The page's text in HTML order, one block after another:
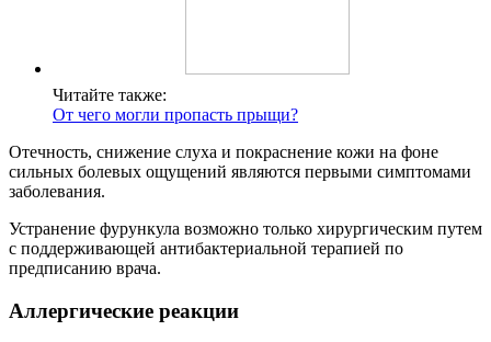
Читайте также:
От чего могли пропасть прыщи?
Отечность, снижение слуха и покраснение кожи на фоне
сильных болевых ощущений являются первыми симптомами
заболевания.
Устранение фурункула возможно только хирургическим путем
с поддерживающей антибактериальной терапией по
предписанию врача.
Аллергические реакции